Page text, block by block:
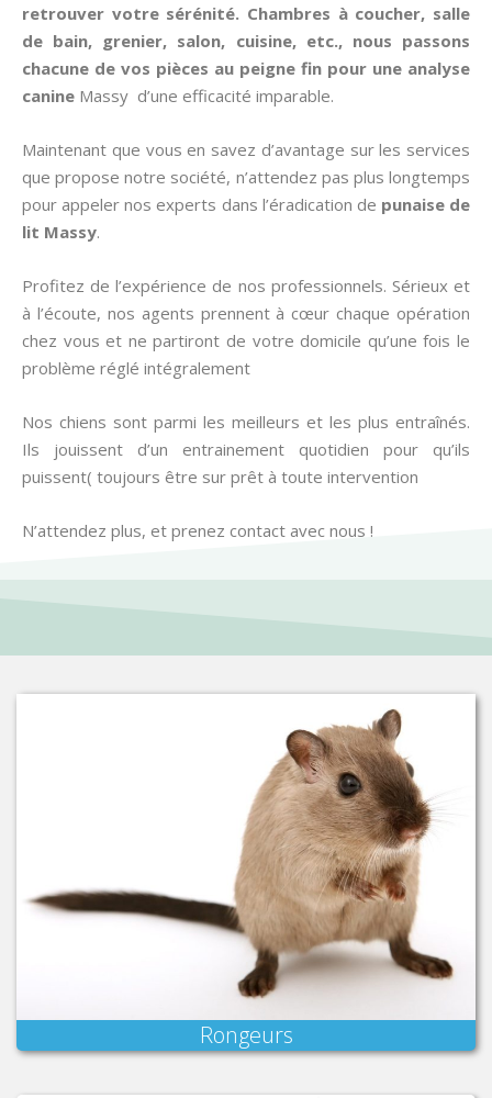
retrouver votre sérénité. Chambres à coucher, salle
de bain, grenier, salon, cuisine, etc., nous passons
chacune de vos pièces au peigne fin pour une analyse
canine Massy d’une efficacité imparable.
Maintenant que vous en savez d’avantage sur les services
que propose notre société, n’attendez pas plus longtemps
pour appeler nos experts dans l’éradication de punaise de
lit Massy.
Profitez de l’expérience de nos professionnels. Sérieux et
à l’écoute, nos agents prennent à cœur chaque opération
chez vous et ne partiront de votre domicile qu’une fois le
problème réglé intégralement
Nos chiens sont parmi les meilleurs et les plus entraînés.
Ils jouissent d’un entrainement quotidien pour qu’ils
puissent( toujours être sur prêt à toute intervention
N’attendez plus, et prenez contact avec nous !
Rongeurs